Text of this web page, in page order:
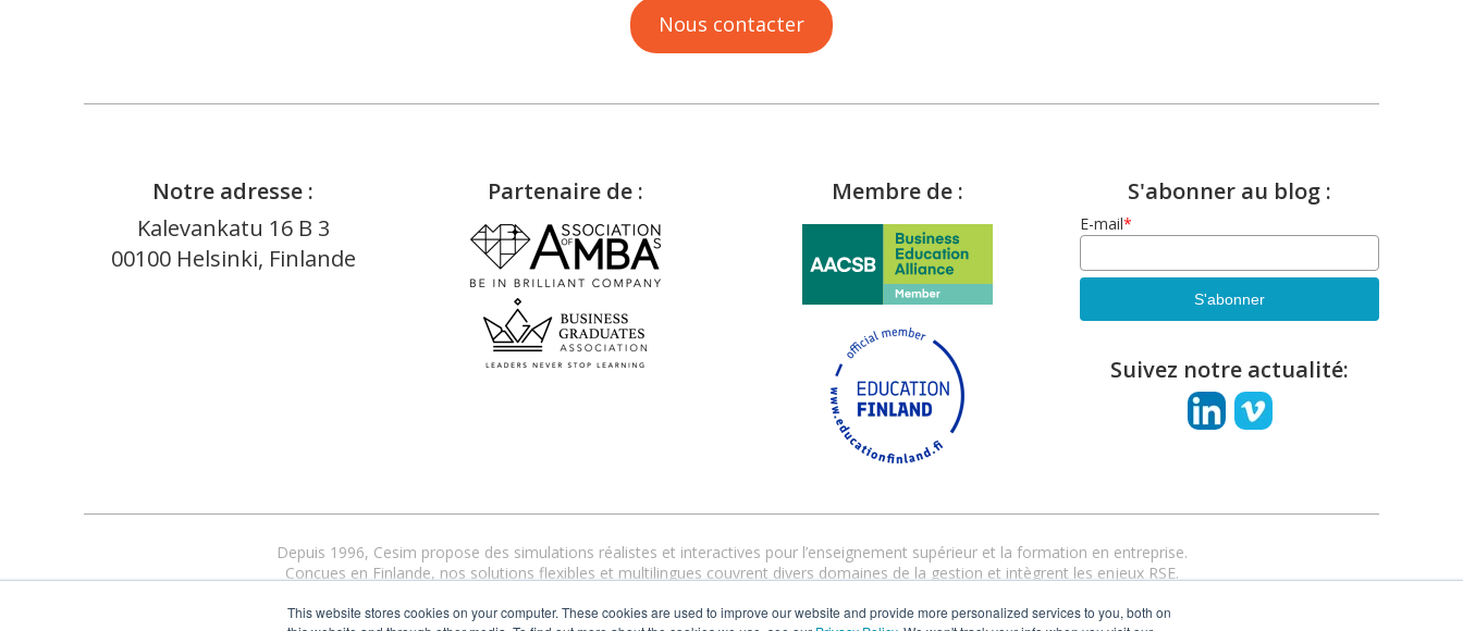
This website stores cookies on your computer. These cookies are used to improve our website and provide more personalized services to you, both on
Nous contacter
Notre adresse :
Kalevankatu 16 B 3
00100 Helsinki, Finlande
Partenaire de : Membre de : S'abonner au blog :
E-mail*
Suivez notre actualité:
Depuis 1996, Cesim propose des simulations réalistes et interactives pour l’enseignement supérieur et la formation en entreprise.
Conçues en Finlande, nos solutions flexibles et multilingues couvrent divers domaines de la gestion et intègrent les enjeux RSE.
Aujourd’hui, plus de 1000 clients répartis dans 30 pays font confiance à Cesim.